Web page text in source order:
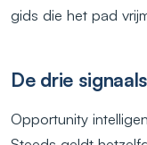
gids die het pad
De drie
Opportunity